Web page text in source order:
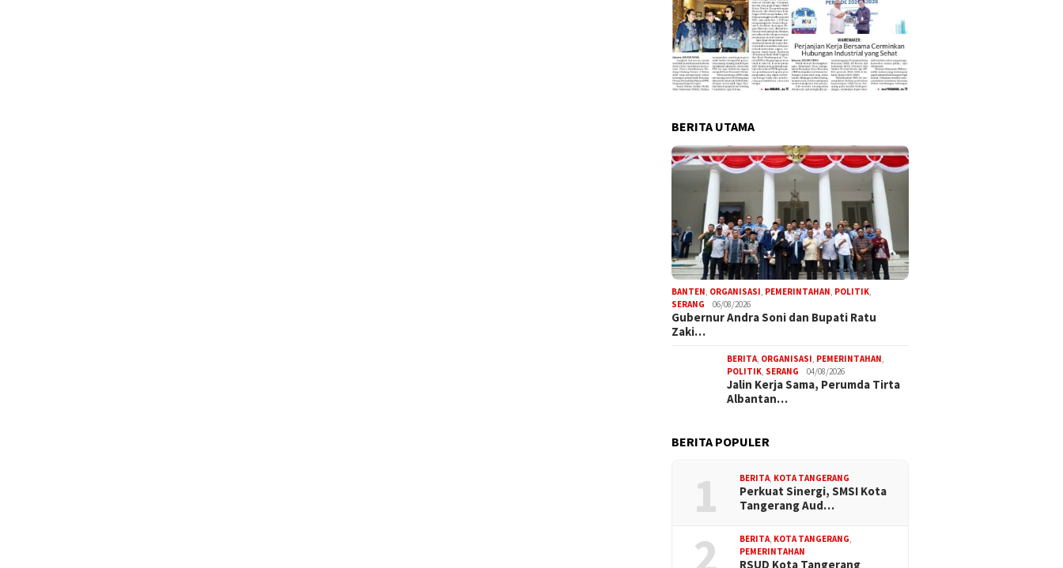
BERITA UTAMA
BANTEN ORGANISASI PEMERINTAHAN POLITIK
SERANG
06/08/2026
Gubernur Andra Soni dan Bupati Ratu
Zaki…
BERITA ORGANISASI PEMERINTAHAN
POLITIK SERANG 04/08/2026
Jalin Kerja Sama, Perumda Tirta
Albantan…
BERITA POPULER
1 BERITA KOTA TANGERANG
Perkuat Sinergi, SMSI Kota
Tangerang Aud…
2 BERITA KOTA TANGERANG
PEMERINTAHAN
RSUD Kota Tangerang